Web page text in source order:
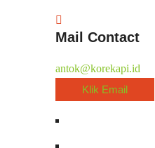
Mail Contact
antok@korekapi.id
Klik Email